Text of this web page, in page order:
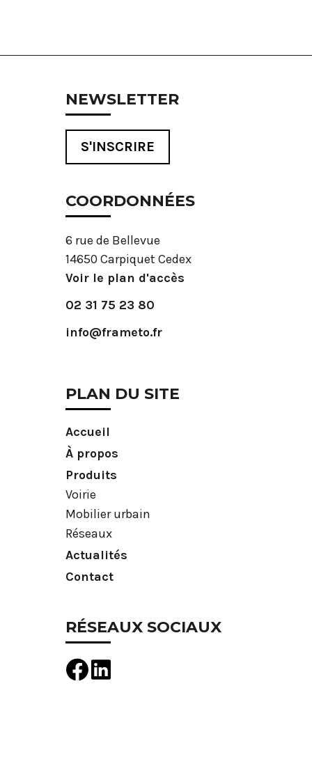
NEWSLETTER
S'INSCRIRE
COORDONNÉES
6 rue de Bellevue
14650 Carpiquet Cedex
Voir le plan d'accès
02 31 75 23 80
info@frameto.fr
PLAN DU SITE
Accueil
À propos
Produits
Voirie
Mobilier urbain
Réseaux
Actualités
Contact
RÉSEAUX SOCIAUX